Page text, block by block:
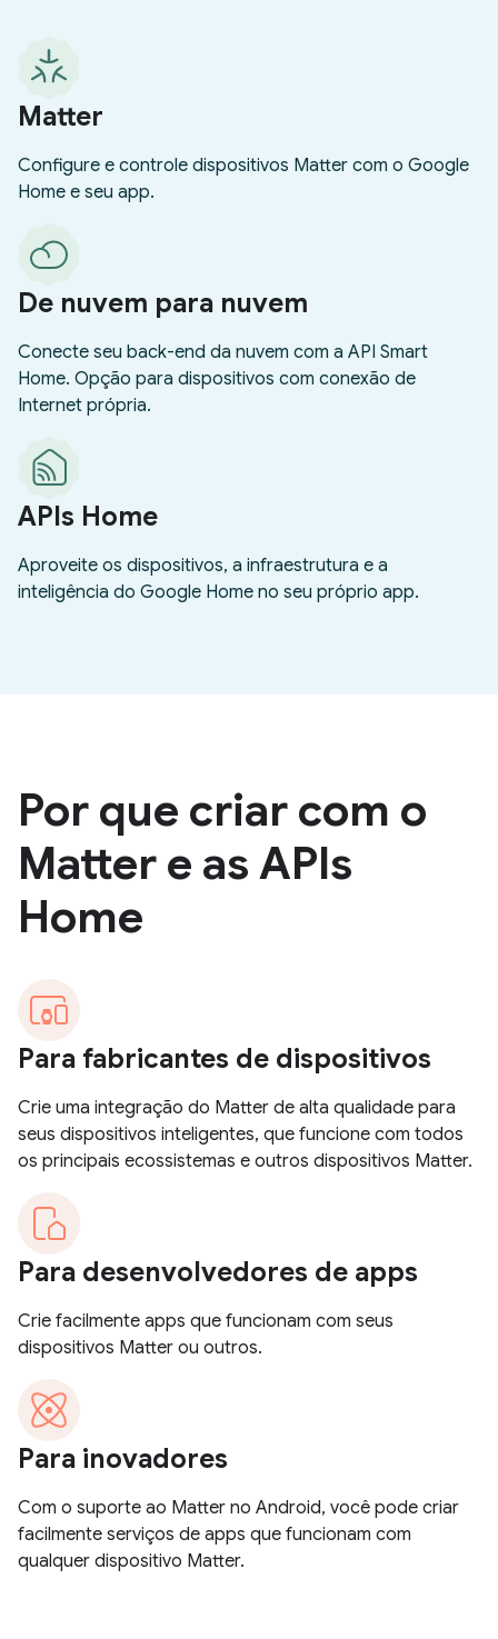
Matter
Configure e controle dispositivos Matter com o Google
Home e seu app.
De nuvem para nuvem
Conecte seu back-end da nuvem com a API Smart
Home. Opção para dispositivos com conexão de
Internet própria.
APIs Home
Aproveite os dispositivos, a infraestrutura e a
inteligência do Google Home no seu próprio app.
Por que criar com o
Matter e as APIs
Home
Para fabricantes de dispositivos
Crie uma integração do Matter de alta qualidade para
seus dispositivos inteligentes, que funcione com todos
os principais ecossistemas e outros dispositivos Matter.
Para desenvolvedores de apps
Crie facilmente apps que funcionam com seus
dispositivos Matter ou outros.
Para inovadores
Com o suporte ao Matter no Android, você pode criar
facilmente serviços de apps que funcionam com
qualquer dispositivo Matter.